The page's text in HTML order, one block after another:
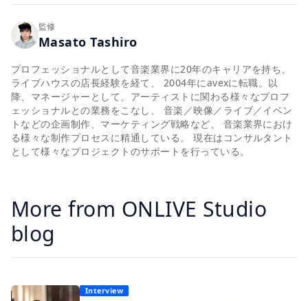
監修
Masato Tashiro
プロフェッショナルとして音楽業界に20年のキャリアを持ち、
ライブハウスの店長経験を経て、 2004年にavexに転職。以
降、マネージャーとして、アーティストに関わる様々なプロフ
ェッショナルとの業務をこなし、 音楽／映像／ライブ／イベン
トなどの企画制作、マーケティング戦略など、 音楽業界におけ
る様々な制作プロセスに精通している。 現在はコンサルタント
として様々なプロジェクトのサポートを行っている。
More from ONLIVE Studio
blog
Interview